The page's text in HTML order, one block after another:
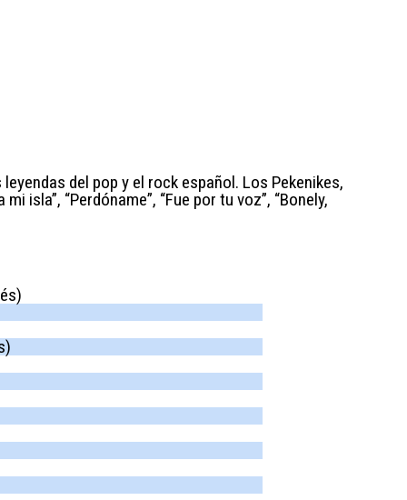
del pop y el rock español. Los Pekenikes,
isla”, “Perdóname”, “Fue por tu voz”, “Bonely,